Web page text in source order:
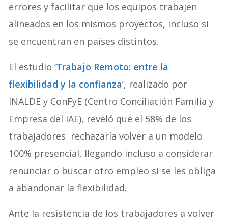
errores y facilitar que los equipos trabajen
alineados en los mismos proyectos, incluso si
se encuentran en países distintos.
El estudio ‘Trabajo Remoto: entre la
flexibilidad y la confianza‘, realizado por
INALDE y ConFyE (Centro Conciliación Familia y
Empresa del IAE), reveló que el 58% de los
trabajadores rechazaría volver a un modelo
100% presencial, llegando incluso a considerar
renunciar o buscar otro empleo si se les obliga
a abandonar la flexibilidad.
Ante la resistencia de los trabajadores a volver